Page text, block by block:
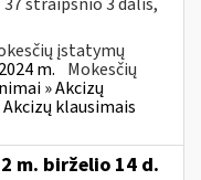
įstatymų
m. Mokesčių
» Akcizų
klausimais
m. birželio 14 d.